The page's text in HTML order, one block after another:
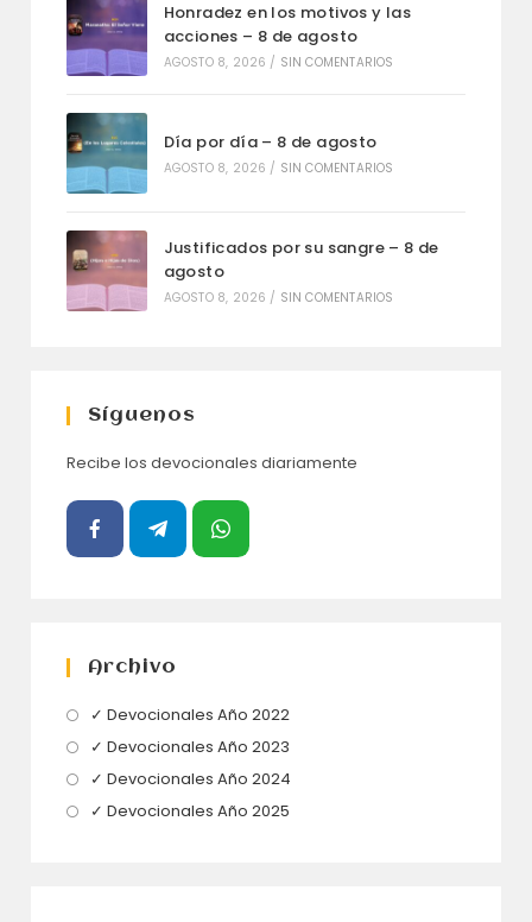
Honradez en los motivos y las
acciones – 8 de agosto
AGOSTO 8, 2026 / SIN COMENTARIOS
Día por día – 8 de agosto
AGOSTO 8, 2026 / SIN COMENTARIOS
Justificados por su sangre – 8 de
agosto
AGOSTO 8, 2026 / SIN COMENTARIOS
Síguenos
Recibe los devocionales diariamente
Archivo
✓ Devocionales Año 2022Se
✓ Devocionales Año 2023
abre
✓ Devocionales Año 2024
✓ Devocionales Año 2025